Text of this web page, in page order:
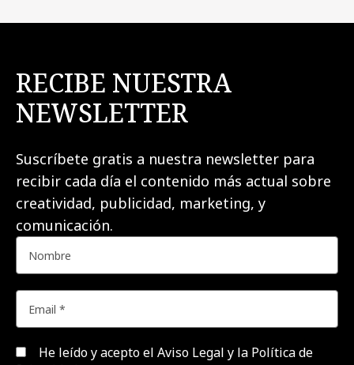
RECIBE NUESTRA
NEWSLETTER
Suscríbete gratis a nuestra newsletter para
recibir cada día el contenido más actual sobre
creatividad, publicidad, marketing, y
comunicación.
He leído y acepto el Aviso Legal y la Política de